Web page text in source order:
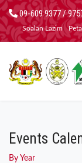
09-609 9377 /
Soalan Lazim
Events
By Year